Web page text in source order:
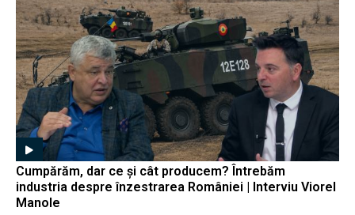
Cumpărăm, dar ce și cât producem? Întrebăm
industria despre înzestrarea României | Interviu Viorel
Manole